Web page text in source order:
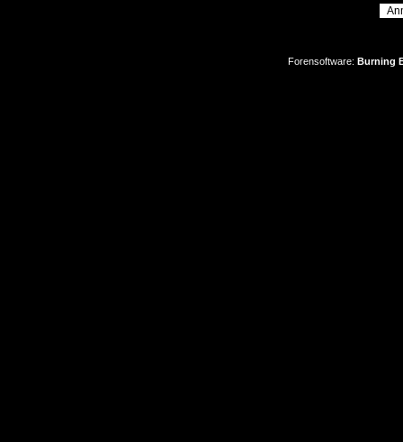
Forensoftware: Burning